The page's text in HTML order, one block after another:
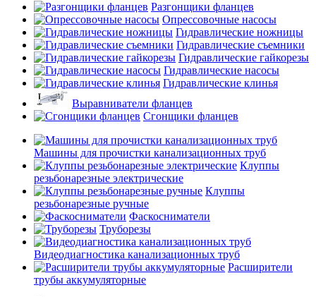
Разгонщики фланцев
Опрессовочные насосы
Гидравлические ножницы
Гидравлические съемники
Гидравлические гайкорезы
Гидравлические насосы
Гидравлические клинья
Выравниватели фланцев
Сгонщики фланцев
Машины для прочистки канализационных труб
Клуппы
резьбонарезные электрические
Клуппы
резьбонарезные ручные
Фаскосниматели
Труборезы
Видеодиагностика канализационных труб
Расширители
трубы аккумуляторные